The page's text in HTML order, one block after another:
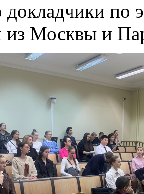
докладчики по
из Москвы и